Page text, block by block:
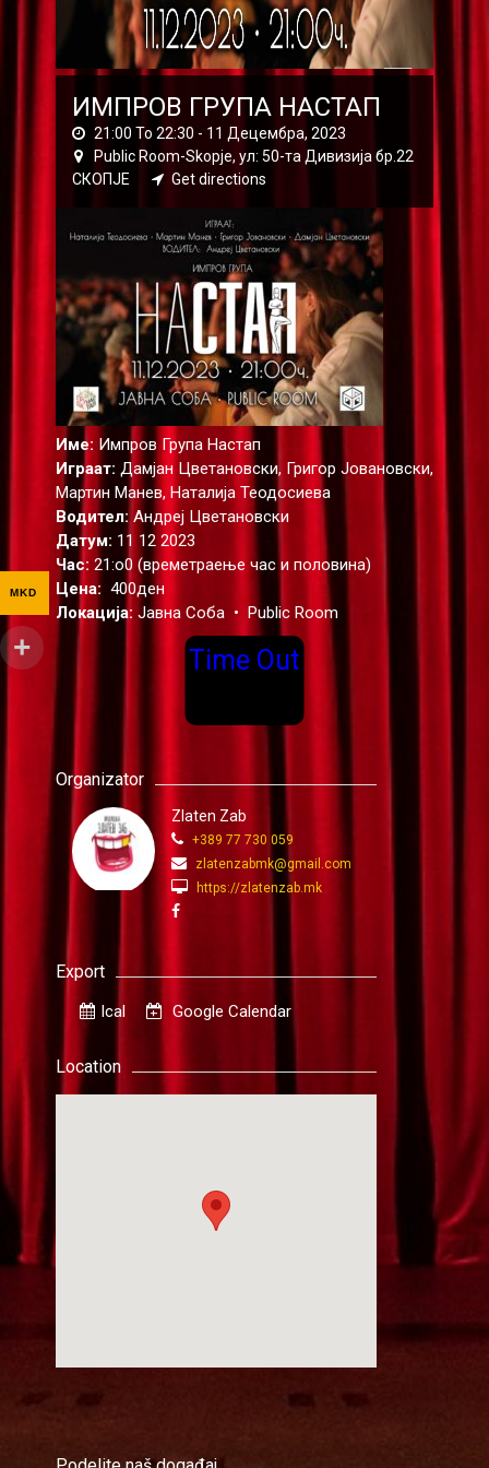
ИМПРОВ ГРУПА НАСТАП
21:00 To 22:30 - 11 Децембра, 2023
Public Room-Skopje, ул: 50-та Дивизија бр.22
СКОПЈЕ
Get directions
Име: Импров Група Настап
Играат: Дамјан Цветановски, Григор Јовановски,
Мартин Манев, Наталија Теодосиева
Водител: Андреј Цветановски
Датум: 11 12 2023
Час: 21:о0 (времетраење час и половина)
Цена: 400ден
Локација: Јавна Соба • Public Room
Time Out
Organizator
Zlaten Zab
+389 77 730 059
zlatenzabmk@gmail.com
https://zlatenzab.mk
Export
Ical Google Calendar
Location
MKD